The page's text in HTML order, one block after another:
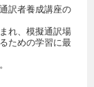
訳者養成講座の
れ、模擬通訳場
ための学習に最